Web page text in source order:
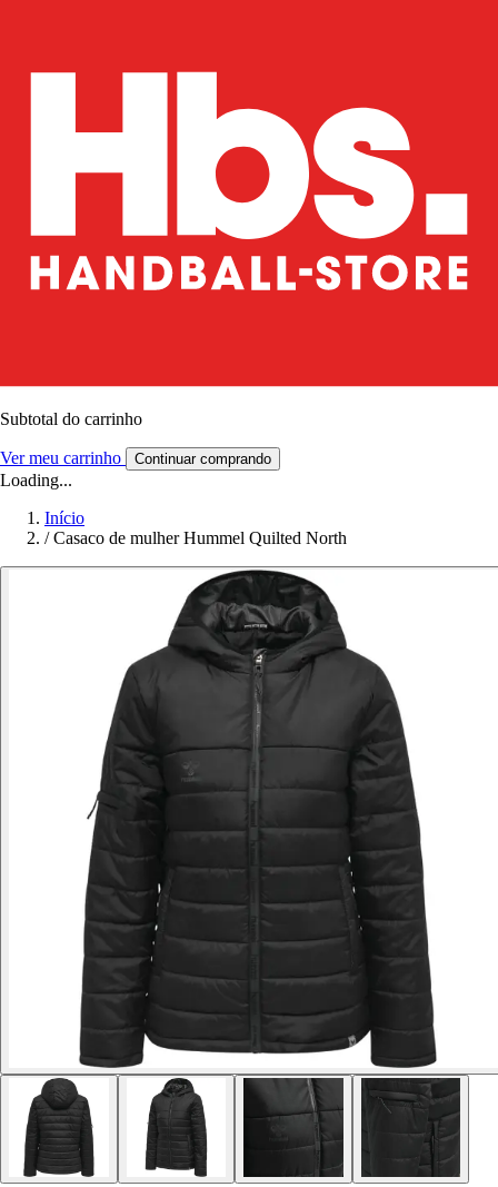
Subtotal do carrinho
Ver meu carrinho Continuar comprando
Loading...
Início
/ Casaco de mulher Hummel Quilted North